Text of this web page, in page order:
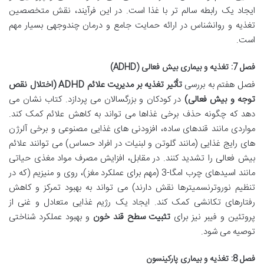
ایجاد یک رابطه سالم تر با غذا است. در این فرآیند، نقش متخصصین
تغذیه و روانشناس در ارائه حمایت جامع و درمان چندوجهی بسیار مهم
است.
فصل 7: تغذیه و بیماری بیش فعالی (ADHD)
فصل هفتم به بررسی
تأثیر تغذیه بر مدیریت علائم ADHD (اختلال نقص
توجه و بیش فعالی) در کودکان و بزرگسالان می پردازد. کتاب نشان می
دهد که چگونه حذف برخی غذاها می تواند به کاهش علائم کمک کند.
مواردی مانند قندهای ساده، افزودنی های غذایی مصنوعی و برخی آلرژن
های رایج غذایی (مانند گلوتن و لبنیات در افراد حساس) می توانند علائم
بیش فعالی را تشدید کنند. در مقابل، افزایش مصرف مواد مغذی حیاتی
مانند اسیدهای چرب امگا-3 (مهم برای عملکرد مغز)، روی و منیزیم (که در
تنظیم نوروترنسمیترها نقش دارند) می تواند به بهبود تمرکز و کاهش
رفتارهای تکانشی کمک کند. ایجاد یک رژیم غذایی متعادل و غنی از
پروتئین و فیبر نیز برای تثبیت سطح قند خون و بهبود عملکرد شناختی
توصیه می شود.
فصل 8: تغذیه و بیماری پارکینسون